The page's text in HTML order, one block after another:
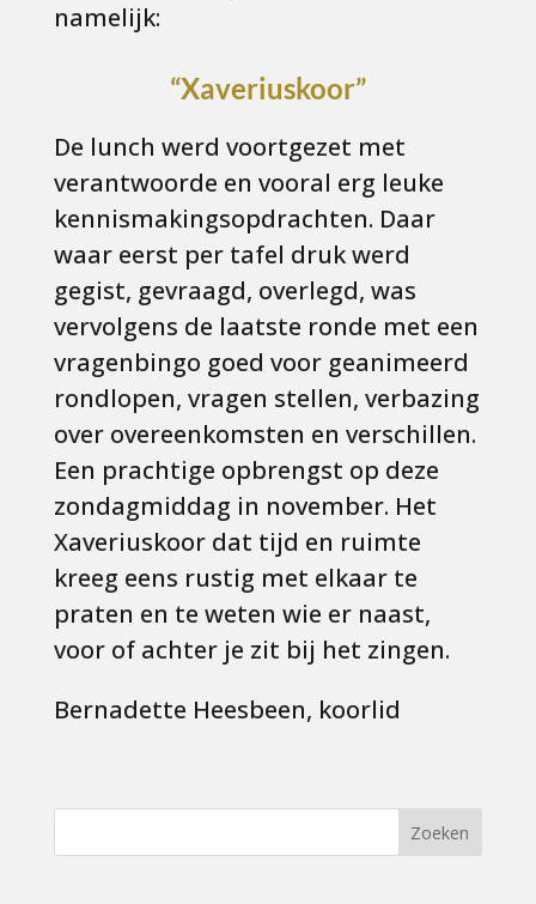
namelijk:
“Xaveriuskoor”
De lunch werd voortgezet met
verantwoorde en vooral erg leuke
kennismakingsopdrachten. Daar
waar eerst per tafel druk werd
gegist, gevraagd, overlegd, was
vervolgens de laatste ronde met een
vragenbingo goed voor geanimeerd
rondlopen, vragen stellen, verbazing
over overeenkomsten en verschillen.
Een prachtige opbrengst op deze
zondagmiddag in november. Het
Xaveriuskoor dat tijd en ruimte
kreeg eens rustig met elkaar te
praten en te weten wie er naast,
voor of achter je zit bij het zingen.
Bernadette Heesbeen, koorlid